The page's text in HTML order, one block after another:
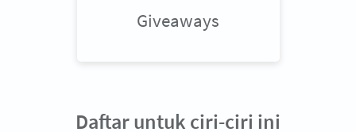
Giveaways
Daftar untuk ciri-ciri ini